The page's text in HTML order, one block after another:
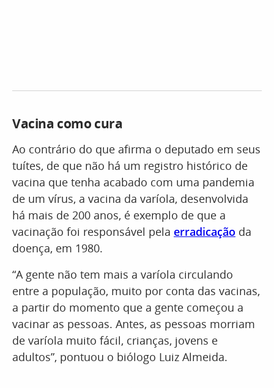
Vacina como cura
Ao contrário do que afirma o deputado em seus
tuítes, de que não há um registro histórico de
vacina que tenha acabado com uma pandemia
de um vírus, a vacina da varíola, desenvolvida
há mais de 200 anos, é exemplo de que a
vacinação foi responsável pela erradicação da
doença, em 1980.
“A gente não tem mais a varíola circulando
entre a população, muito por conta das vacinas,
a partir do momento que a gente começou a
vacinar as pessoas. Antes, as pessoas morriam
de varíola muito fácil, crianças, jovens e
adultos”, pontuou o biólogo Luiz Almeida.